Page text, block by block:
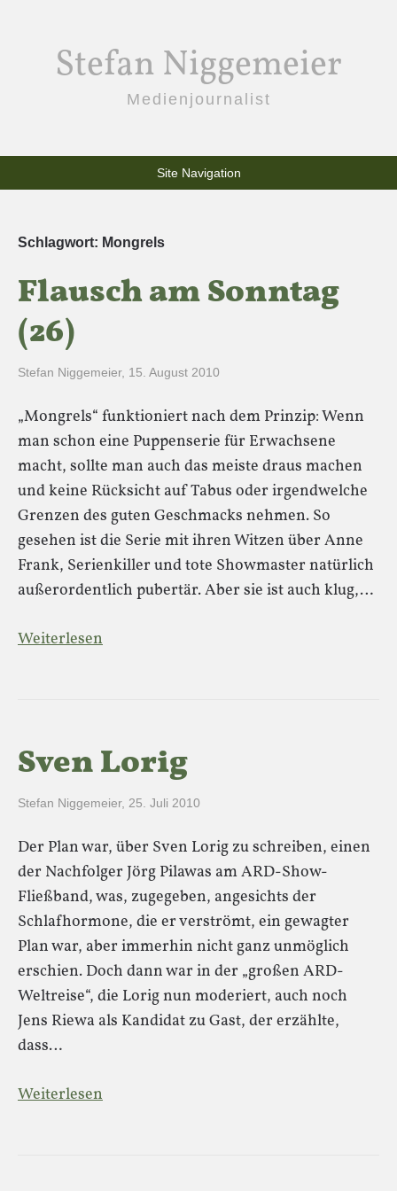
Stefan Niggemeier
Medienjournalist
Site Navigation
Schlagwort: Mongrels
Flausch am Sonntag
(26)
Stefan Niggemeier, 15. August 2010
„Mongrels“ funktioniert nach dem Prinzip: Wenn
man schon eine Puppenserie für Erwachsene
macht, sollte man auch das meiste draus machen
und keine Rücksicht auf Tabus oder irgendwelche
Grenzen des guten Geschmacks nehmen. So
gesehen ist die Serie mit ihren Witzen über Anne
Frank, Serienkiller und tote Showmaster natürlich
außerordentlich pubertär. Aber sie ist auch klug,…
Weiterlesen
Sven Lorig
Stefan Niggemeier, 25. Juli 2010
Der Plan war, über Sven Lorig zu schreiben, einen
der Nachfolger Jörg Pilawas am ARD-Show-
Fließband, was, zugegeben, angesichts der
Schlafhormone, die er verströmt, ein gewagter
Plan war, aber immerhin nicht ganz unmöglich
erschien. Doch dann war in der „großen ARD-
Weltreise“, die Lorig nun moderiert, auch noch
Jens Riewa als Kandidat zu Gast, der erzählte,
dass…
Weiterlesen